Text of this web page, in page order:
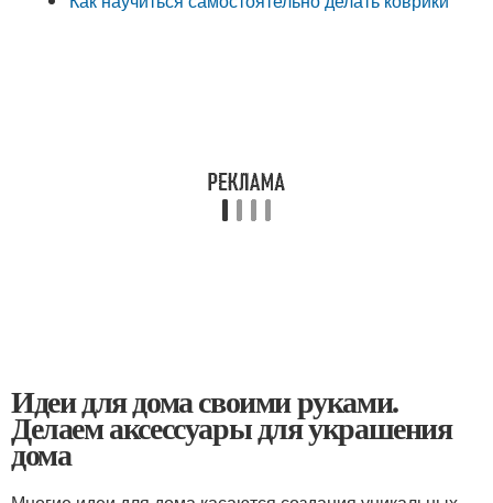
Идеи для дома своими руками.
Делаем аксессуары для украшения
дома